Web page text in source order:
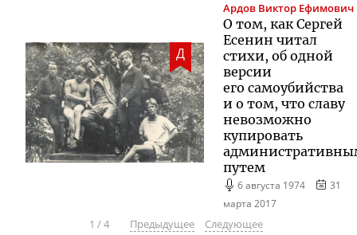
Д
Ардов Виктор Ефимович
О том, как Сергей
Есенин читал
стихи, об одной
версии
его самоубийства
и о том, что славу
невозможно
купировать
путем
6 августа 1974
31
марта 2017
1 /4 Предыдущее
Следующее